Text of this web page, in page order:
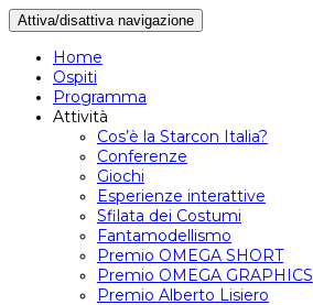
Attiva/disattiva navigazione
Home
Ospiti
Programma
Attività
Cos’è la Starcon Italia?
Conferenze
Giochi
Esperienze interattive
Sfilata dei Costumi
Fantamodellismo
Premio OMEGA SHORT
Premio OMEGA GRAPHICS
Premio Alberto Lisiero